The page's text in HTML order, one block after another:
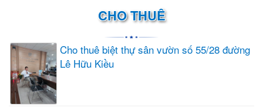
CHO THUÊ
Cho thuê biệt thự sân vườn số 55/28 đường
Lê Hữu Kiều